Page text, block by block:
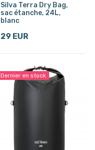
Silva Terra Dry Bag,
sac étanche, 24L,
blanc
29 EUR
Dernier en stock